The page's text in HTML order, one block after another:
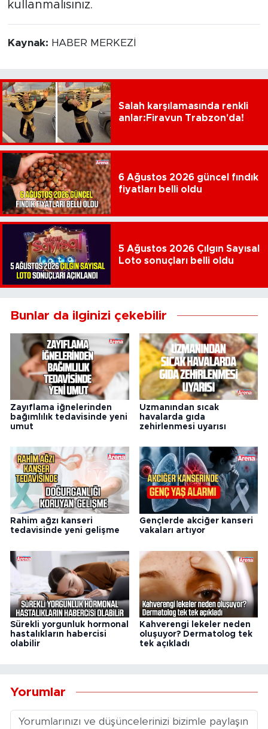
kullanmalısınız.
Kaynak: HABER MERKEZİ
Salah karşılamasında renkli
anlar:Firavun Trabzon'da!
6 Ağustos 2026 güncel fındık
fiyatları belli oldu
5 Ağustos 2026 Çılgın Sayısal
Loto sonuçları belli oldu
Bunlar da ilginizi çekebilir
Zayıflama iğnelerinden
bağımlılık tedavisinde yeni
umut
Uzmanından sıcak
havalarda gıda
zehirlenmesi uyarısı
Rahim ağzı kanseri
tedavisinde yeni gelişme
Gençlerde akciğer kanseri
vakaları artıyor
Sürekli yorgunluk hormonal
hastalıkların habercisi
olabilir
Kahverengi lekeler neden
oluşuyor? Dermatolog tek
tek açıkladı
Yorumlar